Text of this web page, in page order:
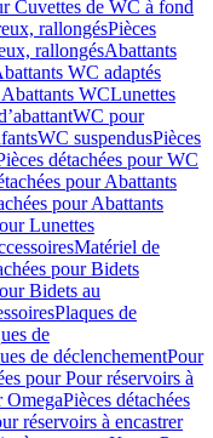
Cuvettes de WC à fond
rallongésPièces
rallongésAbattants
WC adaptés
Abattants WCLunettes
WC pour
WC suspendusPièces
détachées pour WC
pour Abattants
pour Abattants
Lunettes
Matériel de
pour Bidets
Bidets au
Plaques de
de
de déclenchementPour
pour Pour réservoirs à
OmegaPièces détachées
réservoirs à encastrer